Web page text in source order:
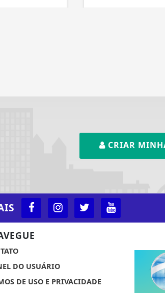
CRIAR
DO USUÁRIO
DE USO E PRIVACIDADE